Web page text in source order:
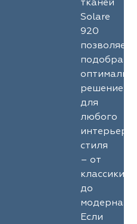
тканей
Solare
920
позволяет
подобрать
решение
для
любого
стиля
– от
классики
до
модерна.
Если